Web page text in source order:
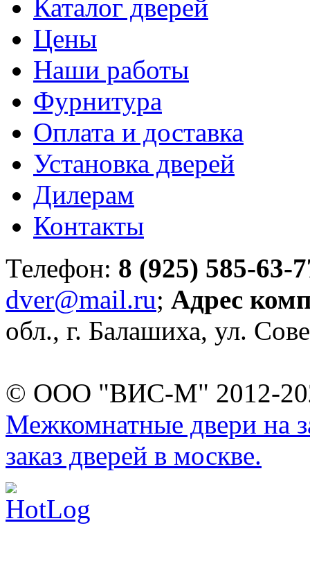
Каталог дверей
Цены
Наши работы
Фурнитура
Оплата и доставка
Установка дверей
Дилерам
Контакты
Телефон: 8 (925) 585-63-
dver@mail.ru; Адрес
обл., г. Балашиха, ул.
© ООО "ВИС-М" 2012-
Межкомнатные двери на
заказ дверей в москве.